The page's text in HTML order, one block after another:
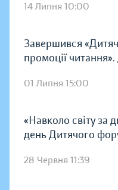
14 Липня 10:00
Завершився
промоції
01 Липня 15:00
«Навколо світу за
день Дитячого
28 Червня 11:39